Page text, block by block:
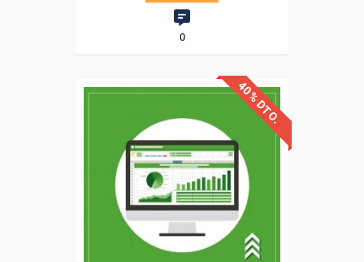
0
40% DTO.
Descuentos especiales
Sin requisitos de acceso
Diploma